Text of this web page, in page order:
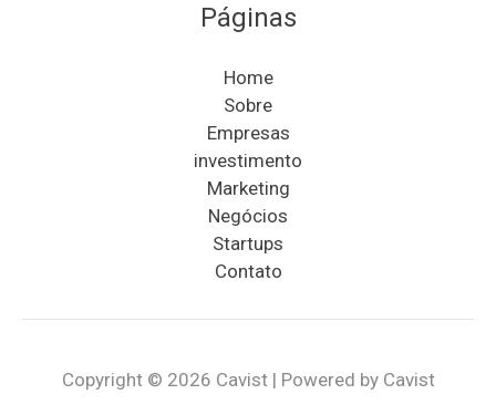
Páginas
Home
Sobre
Empresas
investimento
Marketing
Negócios
Startups
Contato
Copyright © 2026 Cavist | Powered by Cavist